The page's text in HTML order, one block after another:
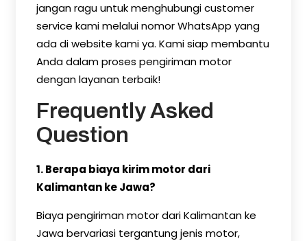
jangan ragu untuk menghubungi customer
service kami melalui nomor WhatsApp yang
ada di website kami ya. Kami siap membantu
Anda dalam proses pengiriman motor
dengan layanan terbaik!
Frequently Asked
Question
1. Berapa biaya kirim motor dari
Kalimantan ke Jawa?
Biaya pengiriman motor dari Kalimantan ke
Jawa bervariasi tergantung jenis motor,